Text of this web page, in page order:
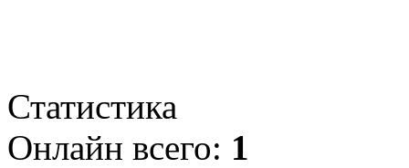
Статистика
Онлайн всего: 1